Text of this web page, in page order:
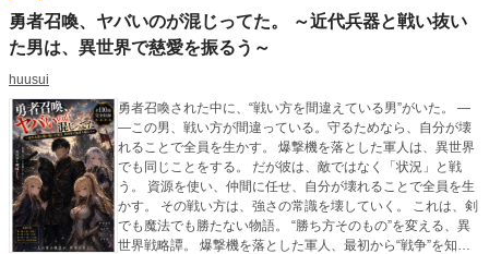
勇者召喚、ヤバいのが混じってた。 ～近代兵器と戦い抜い
た男は、異世界で慈愛を振るう～
huusui
勇者召喚された中に、“戦い方を間違えている男”がいた。 ―
―この男、戦い方が間違っている。守るためなら、自分が壊
れることで全員を生かす。 爆撃機を落とした軍人は、異世界
でも同じことをする。 だが彼は、敵ではなく「状況」と戦
う。 資源を使い、仲間に任せ、自分が壊れることで全員を生
かす。 その戦い方は、強さの常識を壊していく。 これは、剣
でも魔法でも勝たない物語。 “勝ち方そのもの”を変える、異
世界戦略譚。 爆撃機を落とした軍人、最初から“戦争”を知っ